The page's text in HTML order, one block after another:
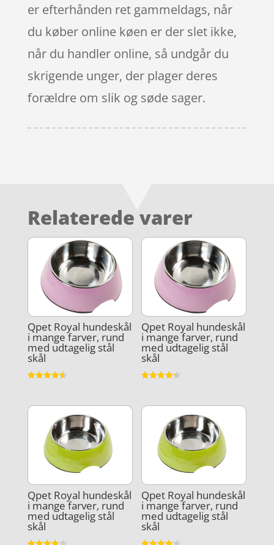
er efterhånden ret gammeldags, når
du køber online køen er der slet ikke,
når du handler online, så undgår du
skrigende unger, der plager deres
forældre om slik og søde sager.
Relaterede varer
Qpet Royal hundeskål
i mange farver, rund
med udtagelig stål
skål
Qpet Royal hundeskål
i mange farver, rund
med udtagelig stål
skål
Qpet Royal hundeskål
i mange farver, rund
med udtagelig stål
skål
Qpet Royal hundeskål
i mange farver, rund
med udtagelig stål
skål